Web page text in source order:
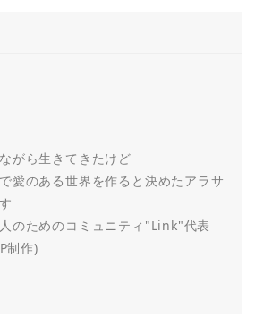
がら生きてきたけど
愛のある世界を作ると決めたアラサ
のためのコミュニティ"Link"代表
制作)